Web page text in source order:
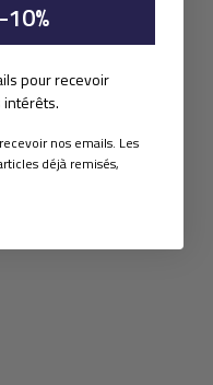
10%
pour recevoir
intérêts.
nos emails. Les
déjà remisés,